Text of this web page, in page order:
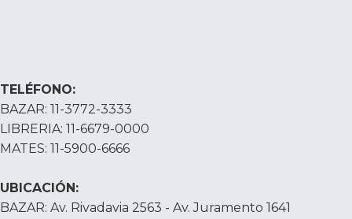
TELÉFONO:
BAZAR: 11-3772-3333
LIBRERIA: 11-6679-0000
MATES: 11-5900-6666
UBICACIÓN:
BAZAR: Av. Rivadavia 2563 - Av. Juramento 1641